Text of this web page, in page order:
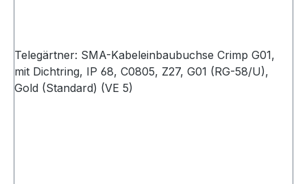
Telegärtner: SMA-Kabeleinbaubuchse Crimp G01,
mit Dichtring, IP 68, C0805, Z27, G01 (RG-58/U),
Gold (Standard) (VE 5)